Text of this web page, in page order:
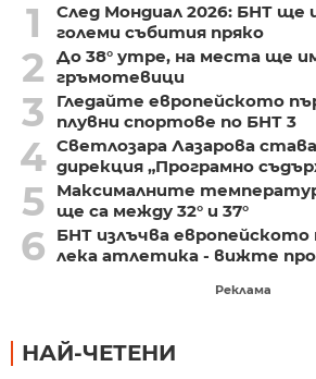
1
След Мондиал 2026: БНТ ще
големи събития пряко
2
До 38° утре, на места ще
гръмотевици
3
Гледайте европейското
плувни спортове по БНТ 3
4 Светлозара Лазарова
дирекция „Програмно
5
Максималните
ще са между 32° и 37°
6
БНТ излъчва
лека атлетика - вижте
Реклама
НАЙ-ЧЕТЕНИ